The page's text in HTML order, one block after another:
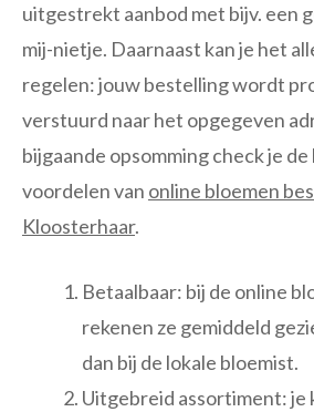
uitgestrekt aanbod met bijv. een
mij-nietje. Daarnaast kan je het
regelen: jouw bestelling wordt
verstuurd naar het opgegeven
bijgaande opsomming check je
voordelen van online bloemen
Kloosterhaar.
Betaalbaar: bij de online
rekenen ze gemiddeld
dan bij de lokale bloemist.
Uitgebreid assortiment: je